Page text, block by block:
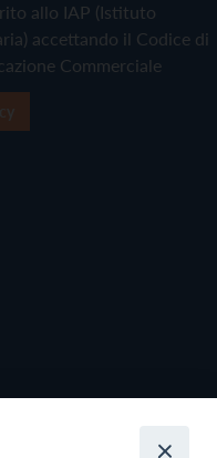
allo IAP (Istituto
accettando il Codice di
Commerciale